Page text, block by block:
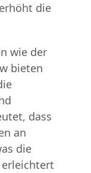
die
wie der
bieten
dass
an
die